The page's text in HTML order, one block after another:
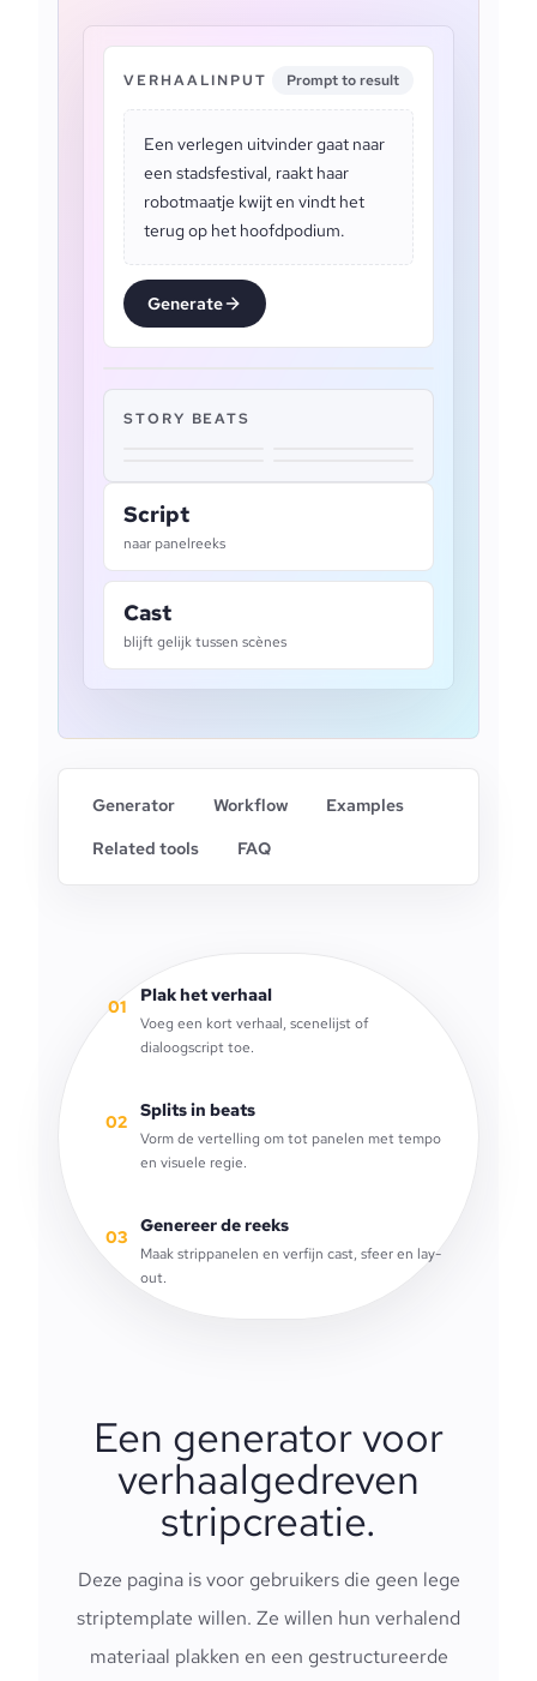
VERHAALINPUT Prompt to result
Een verlegen uitvinder gaat naar
een stadsfestival, raakt haar
robotmaatje kwijt en vindt het
terug op het hoofdpodium.
Generate
STORY BEATS
Script
naar panelreeks
Cast
blijft gelijk tussen scènes
Generator Workflow
Examples
Related tools
FAQ
01
Plak het verhaal
Voeg een kort verhaal, scenelijst of
dialoogscript toe.
02
Splits in beats
Vorm de vertelling om tot panelen met tempo
en visuele regie.
03
Genereer de reeks
Maak strippanelen en verfijn cast, sfeer en lay-
out.
Een generator voor
verhaalgedreven
stripcreatie.
Deze pagina is voor gebruikers die geen lege
striptemplate willen. Ze willen hun verhalend
materiaal plakken en een gestructureerde